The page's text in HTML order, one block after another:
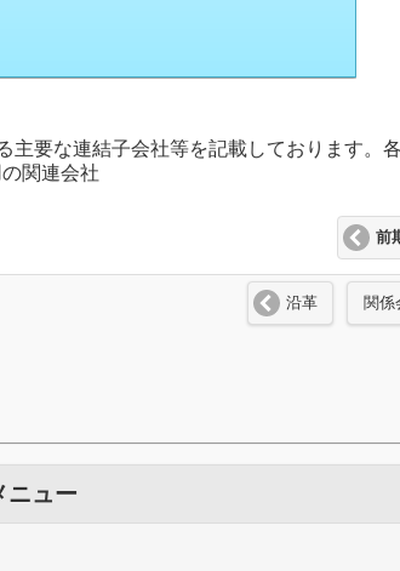
主要な連結子会社等を記載しております。
関連会社
前
沿革 関係
ニュー